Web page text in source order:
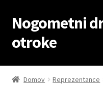
Skip
to
navigation
Skip
to
content
Nogometni
otroke
Domov
Domov Reprezentance